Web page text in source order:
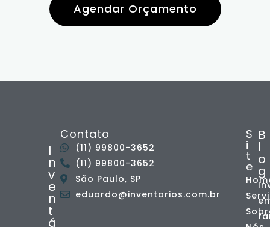
Agendar Orçamento
I
n
v
e
n
t
á
Contato
(11) 99800-3652
(11) 99800-3652
São Paulo, SP
eduardo@inventarios.com.br
S
i
t
e
B
l
o
g